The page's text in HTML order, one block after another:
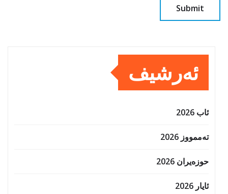
ئەرشیف
ئاب 2026
تەممووز 2026
حوزه‌یران 2026
ئایار 2026